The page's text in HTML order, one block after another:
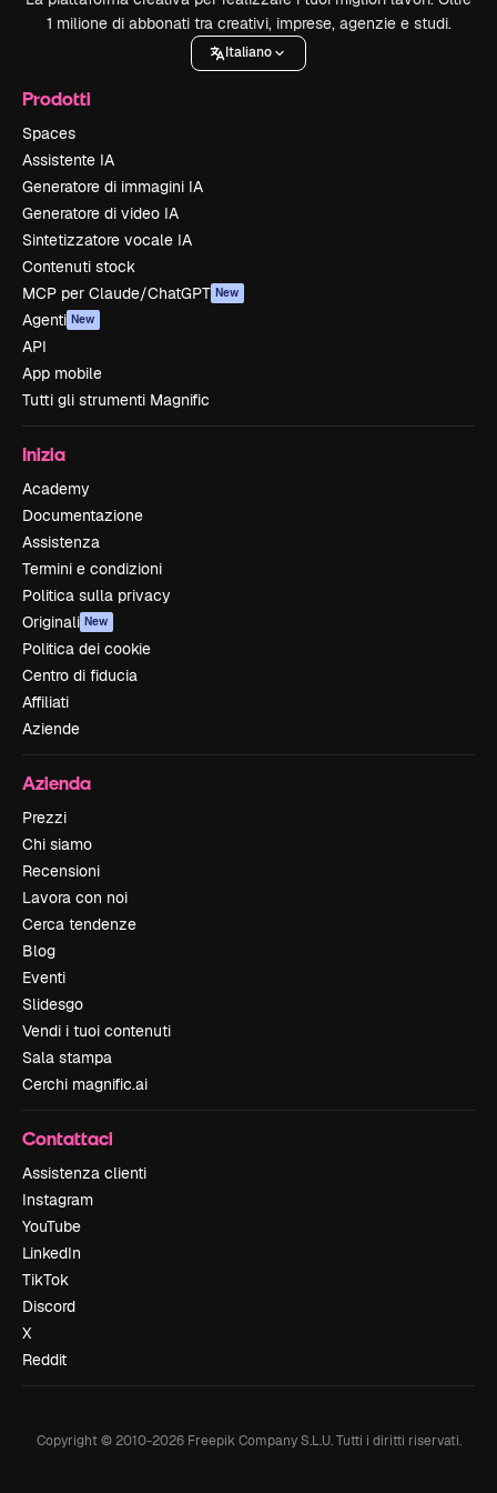
1 milione di abbonati tra creativi, imprese, agenzie e studi.
Italiano
Prodotti
Spaces
Assistente IA
Generatore di immagini IA
Generatore di video IA
Sintetizzatore vocale IA
Contenuti stock
MCP per Claude/ChatGPT New
Agenti New
API
App mobile
Tutti gli strumenti Magnific
Inizia
Academy
Documentazione
Assistenza
Termini e condizioni
Politica sulla privacy
Originali New
Politica dei cookie
Centro di fiducia
Affiliati
Aziende
Azienda
Prezzi
Chi siamo
Recensioni
Lavora con noi
Cerca tendenze
Blog
Eventi
Slidesgo
Vendi i tuoi contenuti
Sala stampa
Cerchi magnific.ai
Contattaci
Assistenza clienti
Instagram
YouTube
LinkedIn
TikTok
Discord
X
Reddit
Copyright © 2010-2026Freepik Company S.L.U. Tutti i diritti riservati.